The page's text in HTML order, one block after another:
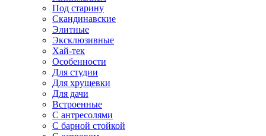
Под старину
Скандинавские
Элитные
Эксклюзивные
Хай-тек
Особенности
Для студии
Для хрущевки
Для дачи
Встроенные
С антресолями
С барной стойкой